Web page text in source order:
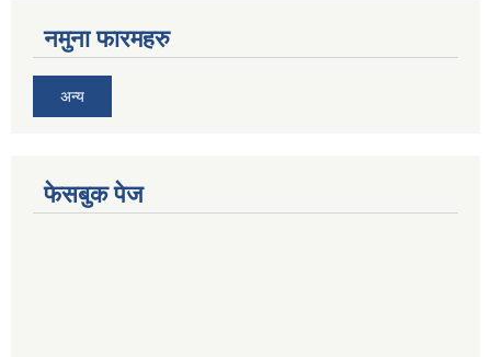
नमुना फारमहरु
अन्य
फेसबुक पेज